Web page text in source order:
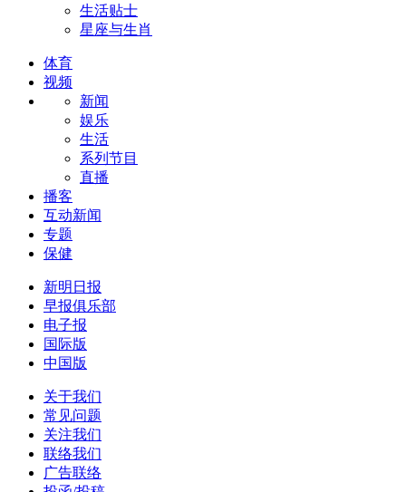
生活贴士
星座与生肖
体育
视频
新闻
娱乐
生活
系列节目
直播
播客
互动新闻
专题
保健
新明日报
早报俱乐部
电子报
国际版
中国版
关于我们
常见问题
关注我们
联络我们
广告联络